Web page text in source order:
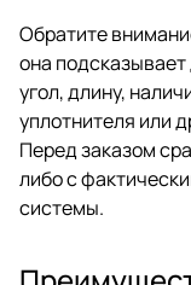
Обратите
она
угол, длину,
уплотнителя или
Перед заказом
либо с
системы.